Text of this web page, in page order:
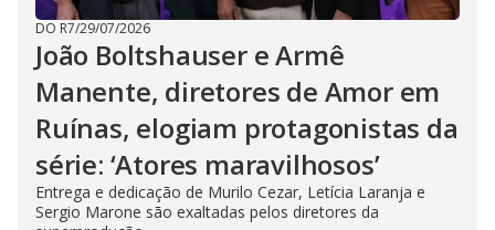
DO R7/29/07/2026
João Boltshauser e Armê
Manente, diretores de Amor em
Ruínas, elogiam protagonistas da
série: ‘Atores maravilhosos’
Entrega e dedicação de Murilo Cezar, Letícia Laranja e
Sergio Marone são exaltadas pelos diretores da